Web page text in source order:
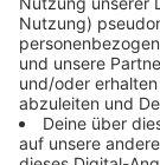
Handel,
Erdgeschoss
einem
Stadt
gefunden.
und ein neuer